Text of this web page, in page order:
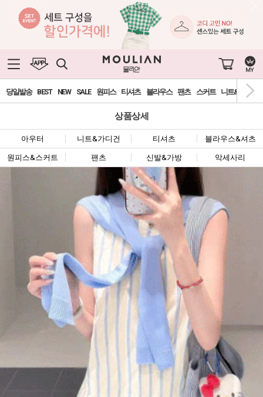
당일발송 BEST NEW SALE 원피스 티셔츠 블라우스 팬츠 스커트 니트&가디건
상품상세
아우터 니트&가디건 티셔츠 블라우스&셔츠
원피스&스커트 팬츠 신발&가방 악세사리